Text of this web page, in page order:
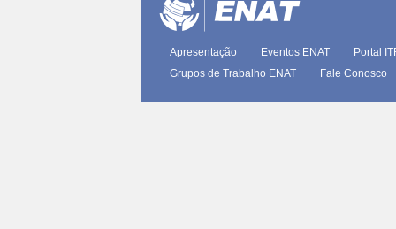
Apresentação Eventos ENAT Portal
Grupos de Trabalho ENAT
Fale Conosco